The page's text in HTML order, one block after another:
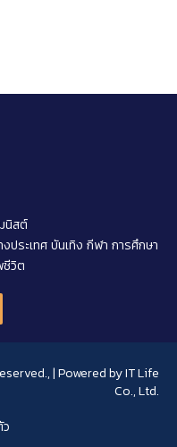
นิสต์
ประเทศบันเทิง กีฬา การศึกษา
วิต
| Powered byIT Life
Co., Ltd.